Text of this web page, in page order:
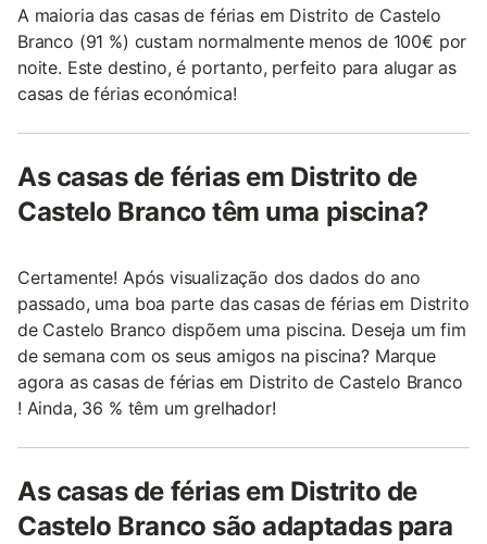
A maioria das casas de férias em Distrito de Castelo
Branco (91 %) custam normalmente menos de 100€ por
noite. Este destino, é portanto, perfeito para alugar as
casas de férias económica!
As casas de férias em Distrito de
Castelo Branco têm uma piscina?
Certamente! Após visualização dos dados do ano
passado, uma boa parte das casas de férias em Distrito
de Castelo Branco dispõem uma piscina. Deseja um fim
de semana com os seus amigos na piscina? Marque
agora as casas de férias em Distrito de Castelo Branco
! Ainda, 36 % têm um grelhador!
As casas de férias em Distrito de
Castelo Branco são adaptadas para